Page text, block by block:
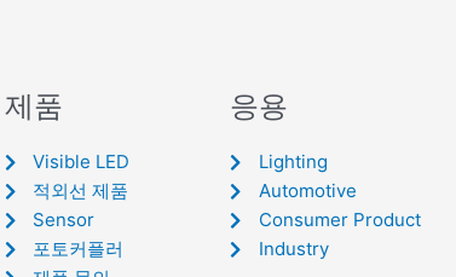
제품
Visible LED
적외선 제품
Sensor
포토커플러
응용
Lighting
Automotive
Consumer Product
Industry